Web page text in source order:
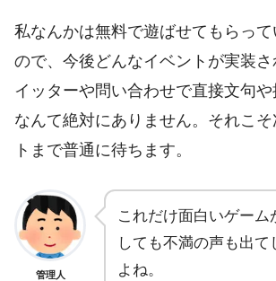
私なんかは無料で遊ばせてもらっ
ので、今後どんなイベントが実装
イッターや問い合わせで直接文句や
なんて絶対にありません。それこ
トまで普通に待ちます。
管理人
これだけ面白いゲーム
しても不満の声も出て
よね。